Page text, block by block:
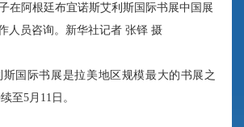
在阿根廷布宜诺斯艾利斯国际书展中国展
人员咨询。新华社记者 张铎 摄
国际书展是拉美地区规模最大的书展之
至5月11日。